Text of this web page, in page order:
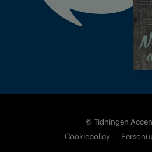
© Tidningen
Cookiepolicy